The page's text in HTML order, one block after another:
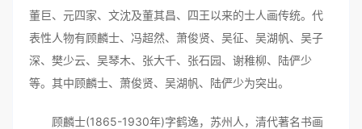
董巨、元四家、文沈及董其昌、四王以来的士人画传统。代
表性人物有顾麟士、冯超然、萧俊贤、吴征、吴湖帆、吴子
深、樊少云、吴琴木、张大千、张石园、谢稚柳、陆俨少
等。其中顾麟士、萧俊贤、吴湖帆、陆俨少为突出。
顾麟士(1865-1930年)字鹤逸，苏州人，清代著名书画